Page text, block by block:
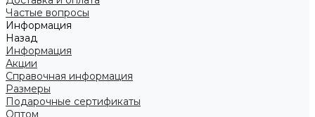
Частые вопросы
Информация
Назад
Информация
Акции
Справочная информация
Размеры
Подарочные сертификаты
Оптом